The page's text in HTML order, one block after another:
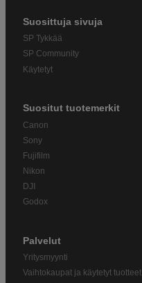
Suosittuja sivuja
SP Tykkää
SP Community
Käytetyt
Suositut tuotemerkit
Canon
Sony
Fujifilm
Nikon
DJI
Godox
Palvelut
Yritysmyynti
Vaihtokaupat ja käytetyt tuotteet